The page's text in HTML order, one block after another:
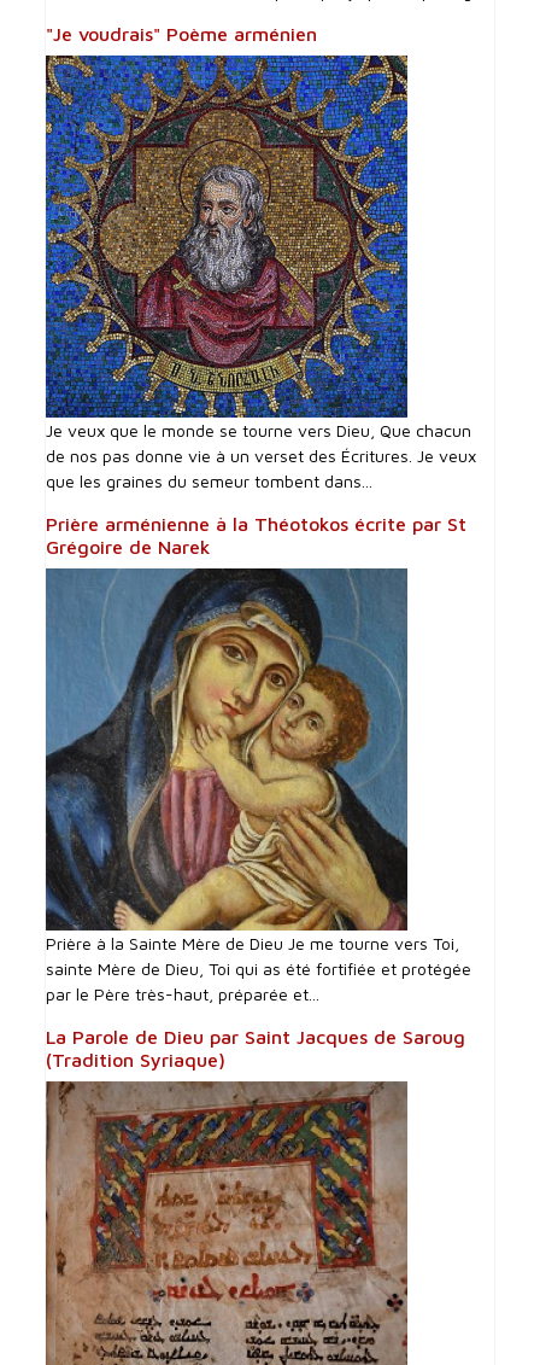
"Je voudrais" Poème arménien
Je veux que le monde se tourne vers Dieu, Que chacun
de nos pas donne vie à un verset des Écritures. Je veux
que les graines du semeur tombent dans...
Prière arménienne à la Théotokos écrite par St
Grégoire de Narek
Prière à la Sainte Mère de Dieu Je me tourne vers Toi,
sainte Mère de Dieu, Toi qui as été fortifiée et protégée
par le Père très-haut, préparée et...
La Parole de Dieu par Saint Jacques de Saroug
(Tradition Syriaque)